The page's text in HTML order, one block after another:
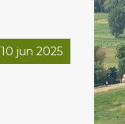
10 jun 2025